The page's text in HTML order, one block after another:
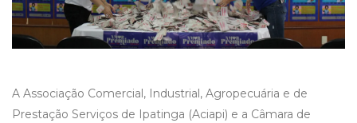
A Associação Comercial, Industrial, Agropecuária e de
Prestação Serviços de Ipatinga (Aciapi) e a Câmara de